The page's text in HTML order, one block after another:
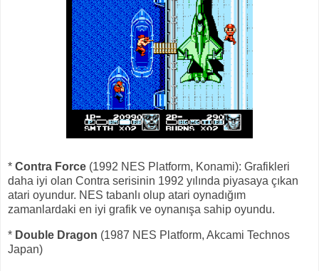
* Contra Force (1992 NES Platform, Konami): Grafikleri
daha iyi olan Contra serisinin 1992 yılında piyasaya çıkan
atari oyundur. NES tabanlı olup atari oynadığım
zamanlardaki en iyi grafik ve oynanışa sahip oyundu.
* Double Dragon (1987 NES Platform, Akcami Technos
Japan)